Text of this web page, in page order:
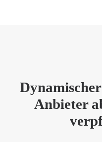
Anbieter